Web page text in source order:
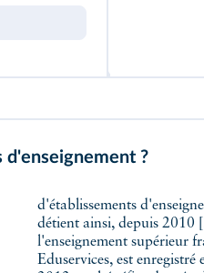
d'enseignement ?